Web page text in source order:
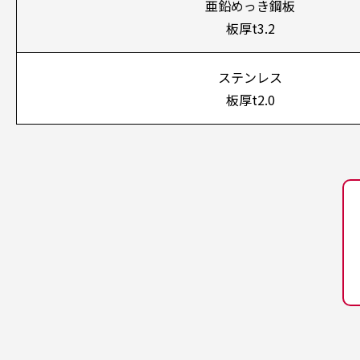
亜鉛めっき鋼板
板厚t3.2
ステンレス
板厚t2.0